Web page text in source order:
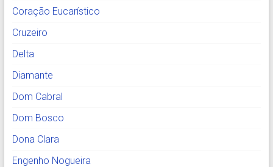
Coração Eucarístico
Cruzeiro
Delta
Diamante
Dom Cabral
Dom Bosco
Dona Clara
Engenho Nogueira